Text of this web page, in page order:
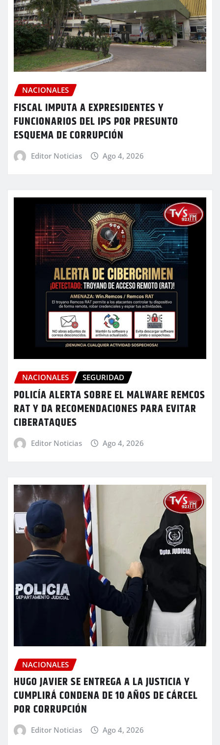
NACIONALES
FISCAL IMPUTA A EXPRESIDENTES Y
FUNCIONARIOS DEL IPS POR PRESUNTO
ESQUEMA DE CORRUPCIÓN
Editor Noticias Ago 4, 2026
NACIONALES SEGURIDAD
POLICÍA ALERTA SOBRE EL MALWARE REMCOS
RAT Y DA RECOMENDACIONES PARA EVITAR
CIBERATAQUES
Editor Noticias Ago 4, 2026
NACIONALES
HUGO JAVIER SE ENTREGA A LA JUSTICIA Y
CUMPLIRÁ CONDENA DE 10 AÑOS DE CÁRCEL
POR CORRUPCIÓN
Editor Noticias Ago 4, 2026